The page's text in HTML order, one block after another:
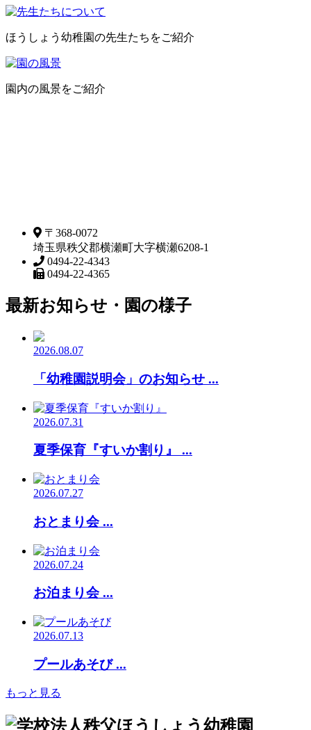
ほうしょう幼稚園の先生たちをご紹介
園内の風景をご紹介
〒368-0072
埼玉県秩父郡横瀬町大字横瀬6208-1
0494-22-4343
0494-22-4365
最新お知らせ・園の様子
2026.08.07
「幼稚園説明会」のお知らせ ...
2026.07.31
夏季保育『すいか割り』 ...
2026.07.27
おとまり会 ...
2026.07.24
お泊まり会 ...
2026.07.13
プールあそび ...
もっと見る